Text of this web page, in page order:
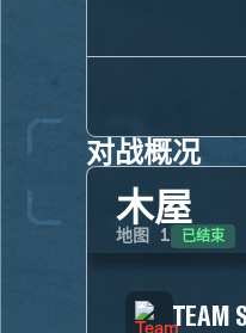
对战概况
木屋
地图 1 已结束
TEAM